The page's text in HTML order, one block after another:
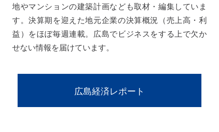
地やマンションの建築計画なども取材・編集していま
す。決算期を迎えた地元企業の決算概況（売上高・利
益）をほぼ毎週連載。広島でビジネスをする上で欠か
せない情報を届けています。
広島経済レポート